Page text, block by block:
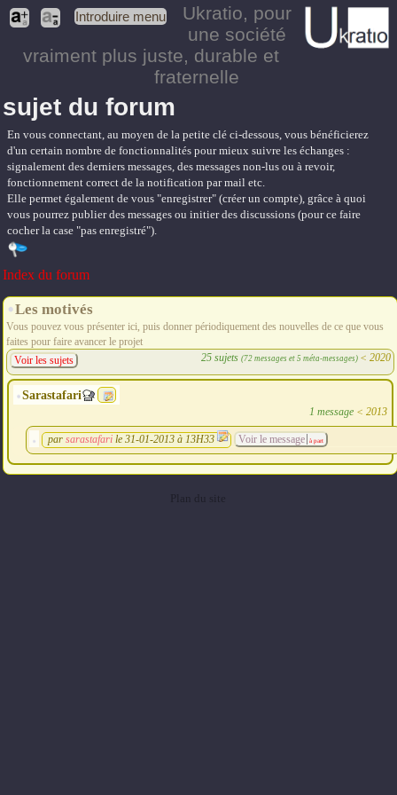
Introduire menu Ukratio, pour
une société
vraiment plus juste, durable et
fraternelle
sujet du forum
En vous connectant, au moyen de la petite clé ci-dessous, vous bénéficierez
d'un certain nombre de fonctionnalités pour mieux suivre les échanges :
signalement des derniers messages, des messages non-lus ou à revoir,
fonctionnement correct de la notification par mail etc.
Elle permet également de vous "enregistrer" (créer un compte), grâce à quoi
vous pourrez publier des messages ou initier des discussions (pour ce faire
cocher la case "pas enregistré").
Index du forum
Les motivés
Vous pouvez vous présenter ici, puis donner périodiquement des nouvelles de ce que vous
faites pour faire avancer le projet
25 sujets (72 messages et 5 méta-messages) < 2020
Voir les sujets
Sarastafari
1 message< 2013
par sarastafari le 31-01-2013 à 13H33 Voir le message à part
Plan du site